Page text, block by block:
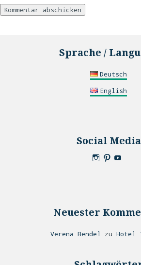
Sprache /
Deutsch
English
Social Media
Neuester
Verena Bendel zu Hotel